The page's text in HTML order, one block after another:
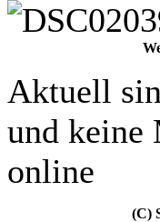
Aktuell
und keine
online
(C)